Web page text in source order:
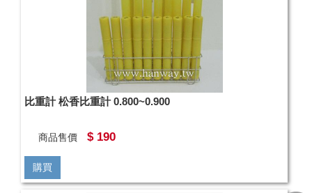
比重計 松香比重計 0.800~0.900
商品售價 $ 190
購買